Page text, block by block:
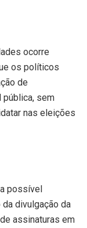
ocorre
os políticos
de
pública, sem
nas eleições
possível
divulgação da
assinaturas em